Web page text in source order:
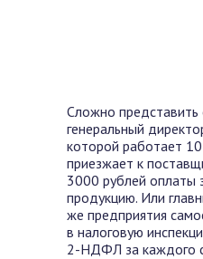
Сложно представить
генеральный
которой работает
приезжает к
3000 рублей оплаты
продукцию. Или
же предприятия
в налоговую
2-НДФЛ за каждого